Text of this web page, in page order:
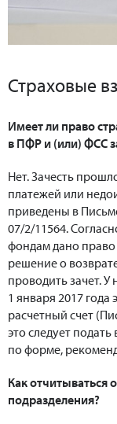
Страховые
Имеет ли право
в ПФР и (или) ФСС
Нет. Зачесть
платежей или
приведены в
07/2/11564.
фондам дано
решение о
проводить зачет. У
1 января 2017
расчетный счет
это следует
по форме,
Как отчитываться
подразделения?